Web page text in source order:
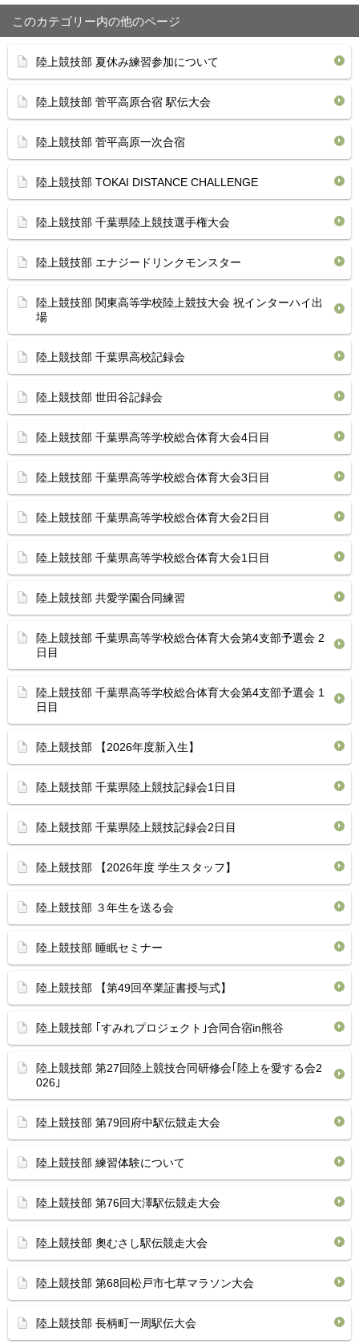
このカテゴリー内の他のページ
陸上競技部 夏休み練習参加について
陸上競技部 菅平高原合宿 駅伝大会
陸上競技部 菅平高原一次合宿
陸上競技部 TOKAI DISTANCE CHALLENGE
陸上競技部 千葉県陸上競技選手権大会
陸上競技部 エナジードリンクモンスター
陸上競技部 関東高等学校陸上競技大会 祝インターハイ出
場
陸上競技部 千葉県高校記録会
陸上競技部 世田谷記録会
陸上競技部 千葉県高等学校総合体育⁡大会4日目
陸上競技部 千葉県高等学校総合体育⁡大会3日目
陸上競技部 千葉県高等学校総合体育⁡大会2日目
陸上競技部 千葉県高等学校総合体育⁡大会1日目
陸上競技部 共愛学園合同練習
陸上競技部 千葉県高等学校総合体育⁡大会第4支部予選会 2
日目
陸上競技部 千葉県高等学校総合体育⁡大会第4支部予選会 1
日目
陸上競技部 【2026年度新入生】
陸上競技部 千葉県陸上競技記録会1日目 ⁡
陸上競技部 ⁡千葉県陸上競技記録会2日目 ⁡
陸上競技部 【2026年度 学生スタッフ】
陸上競技部 ３年生を送る会
陸上競技部 睡眠セミナー
陸上競技部 【第49回卒業証書授与式】
陸上競技部 ｢すみれプロジェクト｣合同合宿in熊谷
陸上競技部 第27回陸上競技合同研修会｢陸上を愛する会2
026｣
陸上競技部 第79回府中駅伝競走大会
陸上競技部 練習体験について
陸上競技部 第76回大澤駅伝競走大会
陸上競技部 奧むさし駅伝競走大会
陸上競技部 第68回松戸市七草マラソン大会
陸上競技部 長柄町一周駅伝大会